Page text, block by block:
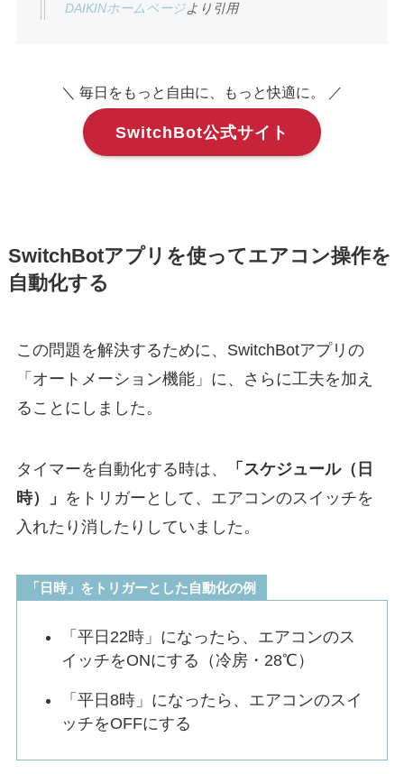
DAIKINホームページより引用
＼ 毎日をもっと自由に、もっと快適に。 ／
SwitchBot公式サイト
SwitchBotアプリを使ってエアコン操作を
自動化する
この問題を解決するために、SwitchBotアプリの
「オートメーション機能」に、さらに工夫を加え
ることにしました。
タイマーを自動化する時は、
「スケジュール（日
時）」 をトリガーとして、エアコンのスイッチを
入れたり消したりしていました。
「日時」をトリガーとした自動化の例
「平日22時」になったら、エアコンのス
イッチをONにする（冷房・28℃）
「平日8時」になったら、エアコンのスイ
ッチをOFFにする